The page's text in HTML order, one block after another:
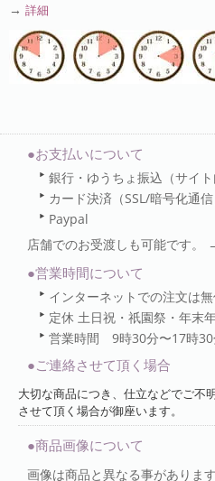
→ 詳細
●お支払いについて
銀行・ゆうちょ振込（サイト
カード決済（SSL/暗号化通信
Paypal
店舗でのお受渡しも可能です。
●営業時間について
インターネットでの注文は
定休 土日祝・祇園祭・年末
営業時間 9時30分〜17時30
●ご連絡させて頂く場合
大切な商品につき、仕立などでご不
させて頂く場合が御座います。
●商品画像について
画像は商品と異なる事があります